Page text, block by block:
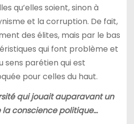
qu’elles soient, sinon à
et la corruption. De fait,
des élites, mais par le bas
qui font problème et
sens parétien qui est
pour celles du haut.
qui jouait auparavant un
la conscience politique…